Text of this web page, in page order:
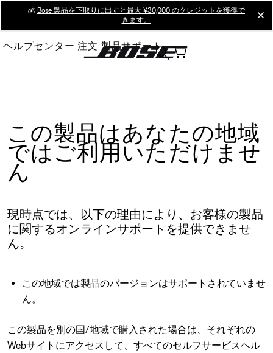
Main
💰 Bose 製品を下取りに出すと最大 ¥30,000 のクレジットを獲得で
きます。
ヘルプセンター 注文 製品サポート
この製品はあなたの地域
ではご利用いただけませ
ん
現時点では、以下の理由により、お客様の製品
に関するオンラインサポートを提供できませ
ん。
この地域では製品のバージョンはサポートされていませ
ん。
この製品を別の国/地域で購入された場合は、それぞれの
Webサイトにアクセスして、すべてのセルフサービスヘル